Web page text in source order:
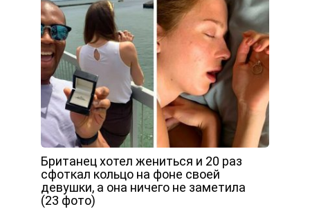
Британец хотел жениться и 20 раз
сфоткал кольцо на фоне своей
девушки, а она ничего не заметила
(23 фото)